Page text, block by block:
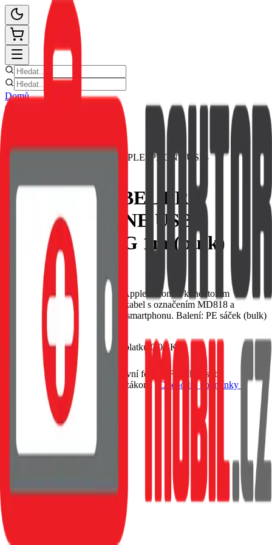
Domů
Ceník oprav
Zpět
DATOVÝ KABEL PRO
APPLE IPHONE USB-
A/LIGHTNING 1m (bulk)
8592118064996
Datový kabel s délkou 1m pro Apple iPhone s konektorem
lightning. Nahrazuje originální kabel s označením MD818 a
umožňuje přenos dat a nabíjení smartphonu. Balení: PE sáček (bulk)
Skladem 1 ks u dodavatele
Včetně recyklačního poplatku 0,03 Kč
Do košíku
Petr Matyáš, IČ: 00705331, Právní forma: Fyzická osoba
podnikající dle živnostenského zákona |
Obchodní podmínky a
ochrana osobních údajů